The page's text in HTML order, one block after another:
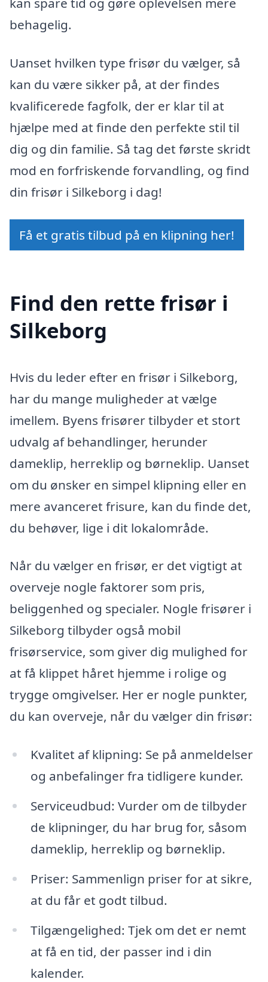
behagelig.
Uanset hvilken type frisør du vælger, så
kan du være sikker på, at der findes
kvalificerede fagfolk, der er klar til at
hjælpe med at finde den perfekte stil til
dig og din familie. Så tag det første skridt
mod en forfriskende forvandling, og find
din frisør i Silkeborg i dag!
Få et gratis tilbud på en klipning her!
Find den rette frisør i
Silkeborg
Hvis du leder efter en frisør i Silkeborg,
har du mange muligheder at vælge
imellem. Byens frisører tilbyder et stort
udvalg af behandlinger, herunder
dameklip, herreklip og børneklip. Uanset
om du ønsker en simpel klipning eller en
mere avanceret frisure, kan du finde det,
du behøver, lige i dit lokalområde.
Når du vælger en frisør, er det vigtigt at
overveje nogle faktorer som pris,
beliggenhed og specialer. Nogle frisører i
Silkeborg tilbyder også mobil
frisørservice, som giver dig mulighed for
at få klippet håret hjemme i rolige og
trygge omgivelser. Her er nogle punkter,
du kan overveje, når du vælger din frisør:
Kvalitet af klipning: Se på anmeldelser
og anbefalinger fra tidligere kunder.
Serviceudbud: Vurder om de tilbyder
de klipninger, du har brug for, såsom
dameklip, herreklip og børneklip.
Priser: Sammenlign priser for at sikre,
at du får et godt tilbud.
Tilgængelighed: Tjek om det er nemt
at få en tid, der passer ind i din
kalender.